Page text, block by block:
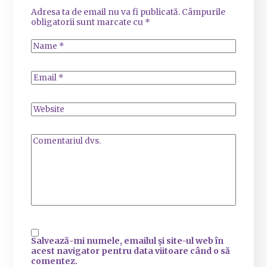
Adresa ta de email nu va fi publicată. Câmpurile
obligatorii sunt marcate cu *
Salvează-mi numele, emailul și site-ul web în
acest navigator pentru data viitoare când o să
comentez.